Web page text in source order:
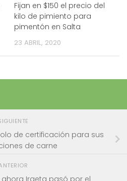
Fijan en $150 el precio del
kilo de pimiento para
pimentón en Salta
23 ABRIL, 2020
de certificación para sus
de carne